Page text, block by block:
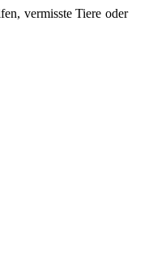
vermisste Tiere oder